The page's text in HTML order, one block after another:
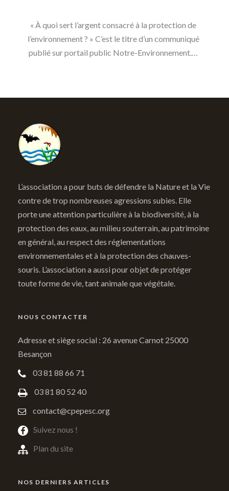
« À quoi sert l’argent consacré à la protection de
l’environnement ? » C’est le titre d’un communiqué
publié sur portail public Notre-Environnement.…
L’association a pour buts de défendre la Nature et la Vie
contre de trop nombreuses agressions subies. Elle
porte une attention particulière à la biodiversité, à la
protection des eaux, au milieu souterrain, au patrimoine
en général, au respect des réglementations
environnementales et à la protection des chauves-
souris. L’association a aussi pour objet de protéger
toute forme de vie, tant animale que végétale.
NOUS CONTACTER
Adresse et siège social : 26 avenue Carnot 25000
Besançon
03 81 88 66 71
03 81 80 52 40
contact@cpepesc.org
Suivez nous !
Plan du site
NOS DERNIERS ARTICLES